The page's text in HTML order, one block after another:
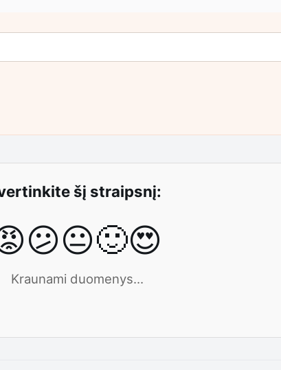
šį straipsnį:
😕😐🙂😍
Kraunami duomenys...